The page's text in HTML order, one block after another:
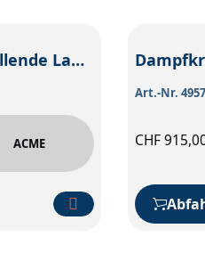
Güterwagen-Set Rollende Landstraße
ACME
Art.-Nr.
CHF